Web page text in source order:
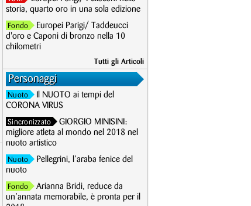
storia, quarto oro in una sola edizione
Fondo
Europei Parigi/ Taddeucci
d'oro e Caponi di bronzo nella 10
chilometri
Tutti gli Articoli
Personaggi
Nuoto
Il NUOTO ai tempi del
CORONA VIRUS
Sincronizzato
GIORGIO MINISINI:
migliore atleta al mondo nel 2018 nel
nuoto artistico
Nuoto
Pellegrini, l’araba fenice del
nuoto
Fondo
Arianna Bridi, reduce da
un’annata memorabile, è pronta per il